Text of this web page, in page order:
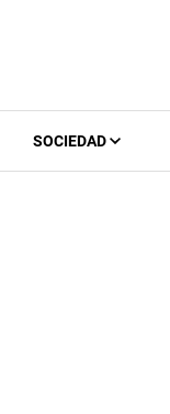
SOCIEDAD